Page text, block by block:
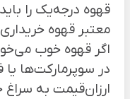
قهوه درجه‌یک را
معتبر قهوه
اگر قهوه خوب
در سوپرمارکت‌ها
ارزان‌قیمت به سراغ